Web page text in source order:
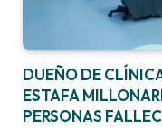
DUEÑO DE
ESTAFA
PERSONAS